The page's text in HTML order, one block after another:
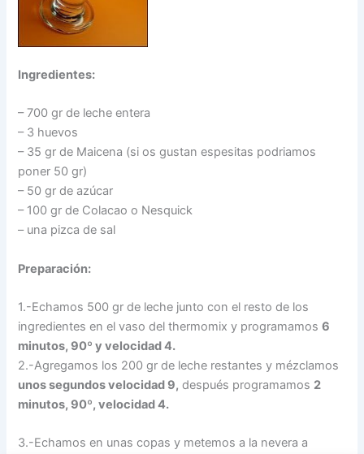
Ingredientes:
– 700 gr de leche entera
– 3 huevos
– 35 gr de Maicena (si os gustan espesitas podriamos
poner 50 gr)
– 50 gr de azúcar
– 100 gr de Colacao o Nesquick
– una pizca de sal
Preparación:
1.-Echamos 500 gr de leche junto con el resto de los
ingredientes en el vaso del thermomix y programamos6
minutos, 90º y velocidad 4.
2.-Agregamos los 200 gr de leche restantes y mézclamos
unos segundos velocidad 9, después programamos 2
minutos, 90º, velocidad 4.
3.-Echamos en unas copas y metemos a la nevera a